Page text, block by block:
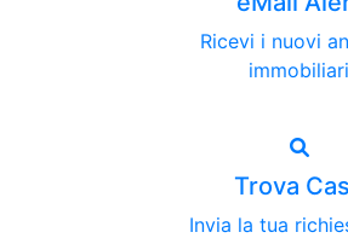
Ricevi i nuovi
immobiliari
Trova
Invia la tua